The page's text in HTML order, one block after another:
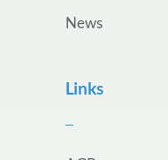
News
Links